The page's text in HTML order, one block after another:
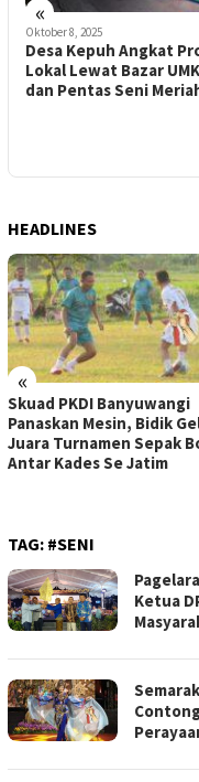
«
Oktober 8, 2025
Desa Kepuh Angkat
Lokal Lewat Bazar
dan Pentas Seni
HEADLINES
«
Skuad PKDI Banyuwangi
Panaskan Mesin, Bidik
Juara Turnamen Sepak
Antar Kades Se Jatim
TAG: #SENI
Ketua